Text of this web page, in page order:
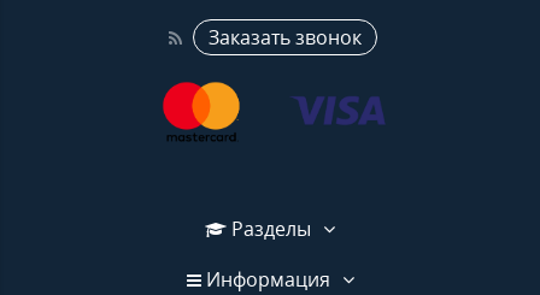
Заказать звонок
Разделы
Информация